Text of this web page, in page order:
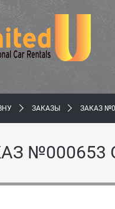
ЗАКАЗЫ ЗАКАЗ
№000653